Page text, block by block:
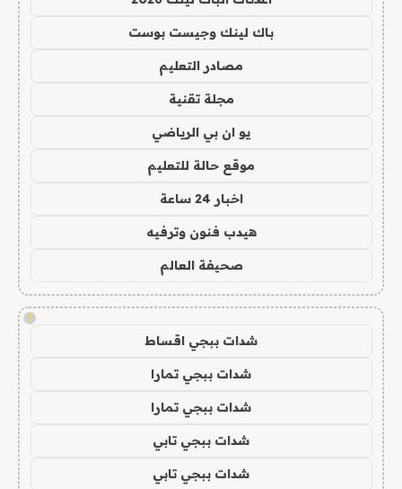
باك لينك وجيست بوست
مصادر التعليم
مجلة تقنية
يو ان بي الرياضي
موقع حالة للتعليم
اخبار 24 ساعة
هيدب فنون وترفيه
صحيفة العالم
!
شدات ببجي اقساط
شدات ببجي تمارا
شدات ببجي تمارا
شدات ببجي تابي
شدات ببجي تابي